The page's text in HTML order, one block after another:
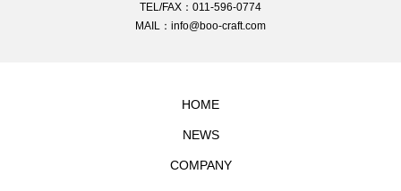
TEL/FAX：011-596-0774
MAIL：info@boo-craft.com
HOME
NEWS
COMPANY